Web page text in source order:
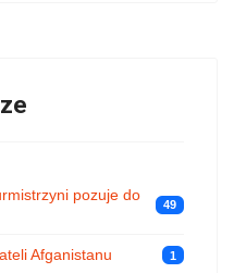
pozuje do
49
Afganistanu 1